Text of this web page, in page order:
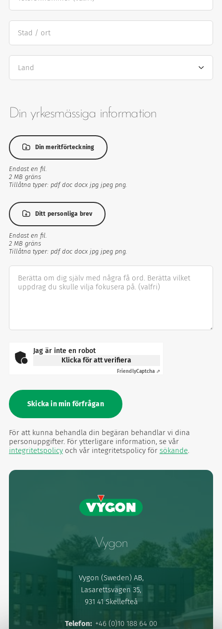
Stad / ort
Land
Din yrkesmässiga information
Din
meritförteckningDin meritförteckning
Endast en fil.
2 MB gräns
Tillåtna typer: pdf doc docx jpg jpeg png.
Ditt
personliga
brev
(valfri)
Ditt personliga brev
Endast en fil.
2 MB gräns
Tillåtna typer: pdf doc docx jpg jpeg png.
Berätta om dig själv med några få ord. Berätta vilket
uppdrag du skulle vilja fokusera på. (valfri)
Jag är inte en robot
Klicka för att verifiera
FriendlyCaptcha ⇗
För att kunna behandla din begäran behandlar vi dina
personuppgifter. För ytterligare information, se vår
integritetspolicyoch vår integritetspolicy för sökande.
Vygon
Vygon (Sweden) AB,
Lasarettsvägen 35,
931 41 Skellefteå
Telefon: +46 (0)10 188 64 00
och humanism.